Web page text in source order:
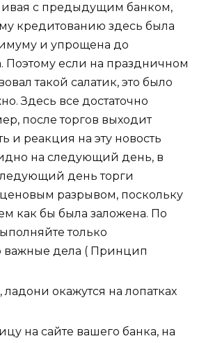
с предыдущим банком,
кредитованию здесь была
и упрощена до
Поэтому если на праздничном
такой салатик, это было
Здесь все достаточно
после торгов выходит
и реакция на эту новость
на следующий день, в
день торги
разрывом, поскольку
как бы была заложена. По
только
важные дела ( Принцип
окажутся на лопатках
на сайте вашего банка, на